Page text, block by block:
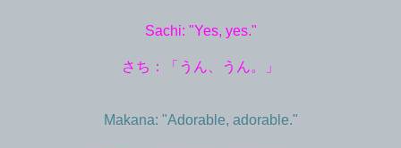
Sachi: "Yes, yes."
さち：「うん、うん。」
Makana: "Adorable, adorable."